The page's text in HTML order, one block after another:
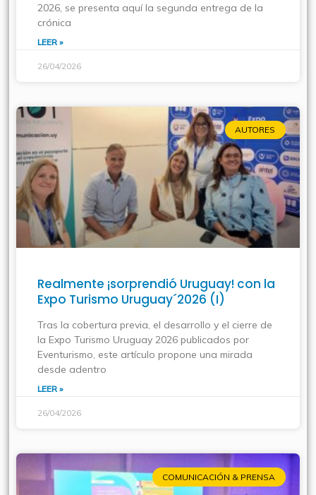
2026, se presenta aquí la segunda entrega de la
crónica
LEER »
26/04/2026
AUTORES
Realmente ¡sorprendió Uruguay! con la
Expo Turismo Uruguay´2026 (I)
Tras la cobertura previa, el desarrollo y el cierre de
la Expo Turismo Uruguay 2026 publicados por
Eventurismo, este artículo propone una mirada
desde adentro
LEER »
26/04/2026
COMUNICACIÓN & PRENSA